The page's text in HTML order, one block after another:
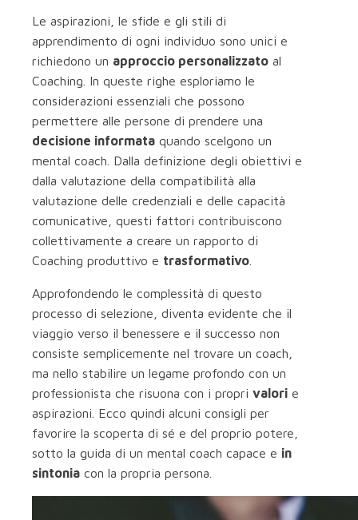
Le aspirazioni, le sfide e gli stili di
apprendimento di ogni individuo sono unici e
richiedono un approccio personalizzato al
Coaching. In queste righe esploriamo le
considerazioni essenziali che possono
permettere alle persone di prendere una
decisione informata quando scelgono un
mental coach. Dalla definizione degli obiettivi e
dalla valutazione della compatibilità alla
valutazione delle credenziali e delle capacità
comunicative, questi fattori contribuiscono
collettivamente a creare un rapporto di
Coaching produttivo e trasformativo
Approfondendo le complessità di questo
processo di selezione, diventa evidente che il
viaggio verso il benessere e il successo non
consiste semplicemente nel trovare un coach,
ma nello stabilire un legame profondo con un
professionista che risuona con i propri valori e
aspirazioni. Ecco quindi alcuni consigli per
favorire la scoperta di sé e del proprio potere,
sotto la guida di un mental coach capace e in
sintonia con la propria persona.